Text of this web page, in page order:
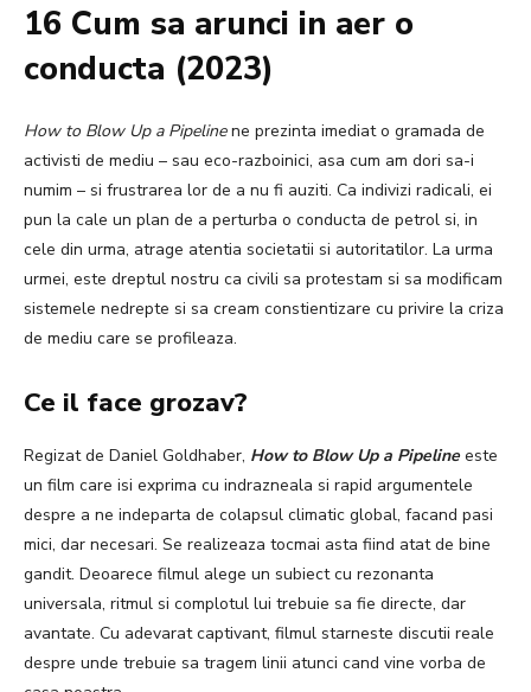
16 Cum sa arunci in aer o
conducta (2023)
How to Blow Up a Pipelinene prezinta imediat o gramada de
activisti de mediu – sau eco-razboinici, asa cum am dori sa-i
numim – si frustrarea lor de a nu fi auziti. Ca indivizi radicali, ei
pun la cale un plan de a perturba o conducta de petrol si, in
cele din urma, atrage atentia societatii si autoritatilor. La urma
urmei, este dreptul nostru ca civili sa protestam si sa modificam
sistemele nedrepte si sa cream constientizare cu privire la criza
de mediu care se profileaza.
Ce il face grozav?
Regizat de Daniel Goldhaber, How to Blow Up a Pipelineeste
un film care isi exprima cu indrazneala si rapid argumentele
despre a ne indeparta de colapsul climatic global, facand pasi
mici, dar necesari. Se realizeaza tocmai asta fiind atat de bine
gandit. Deoarece filmul alege un subiect cu rezonanta
universala, ritmul si complotul lui trebuie sa fie directe, dar
avantate. Cu adevarat captivant, filmul starneste discutii reale
despre unde trebuie sa tragem linii atunci cand vine vorba de